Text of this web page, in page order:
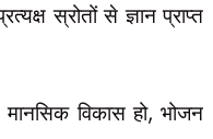
स्रोतों से ज्ञान प्राप्त
विकास हो,भोजन